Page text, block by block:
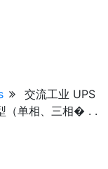
交流工业 UPS
（单相、三相� . .